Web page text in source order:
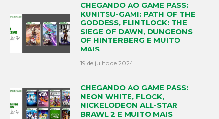
CHEGANDO AO GAME PASS:
KUNITSU-GAMI: PATH OF THE
GODDESS, FLINTLOCK: THE
SIEGE OF DAWN, DUNGEONS
OF HINTERBERG E MUITO
MAIS
19 de julho de 2024
CHEGANDO AO GAME PASS:
NEON WHITE, FLOCK,
NICKELODEON ALL-STAR
BRAWL 2 E MUITO MAIS